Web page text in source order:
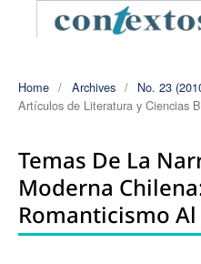
Home / Archives / No. 23
Artí­culos de Literatura y Ciencias
Temas De La
Moderna
Romanticismo